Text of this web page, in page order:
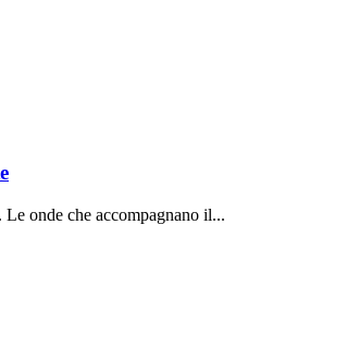
onde che accompagnano il...